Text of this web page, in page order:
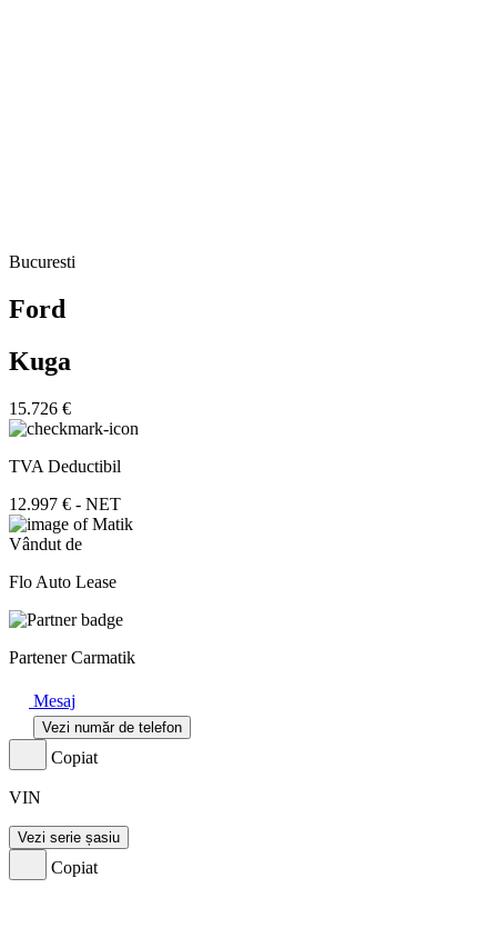
Bucuresti
Ford
Kuga
15.726 €
TVA Deductibil
12.997 € - NET
Vândut de
Flo Auto Lease
Partener Carmatik
Mesaj
Vezi număr de telefon
Copiat
VIN
Vezi serie șasiu
Copiat